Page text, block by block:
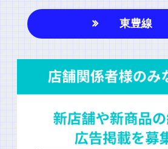
東豊線